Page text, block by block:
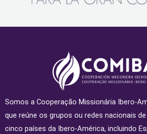
Somos a Cooperação Missionária Ibero-
que reúne os grupos ou redes nacionais
cinco países da Ibero-América, incluindo